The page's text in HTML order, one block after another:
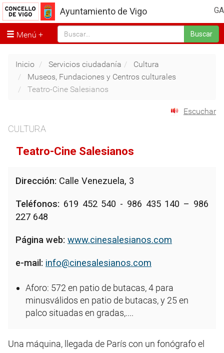
GA
Ayuntamiento de Vigo
Menú Buscar
Inicio Servicios ciudadanía
Cultura
Museos, Fundaciones y Centros culturales
Teatro-Cine Salesianos
Escuchar
CULTURA
Teatro-Cine Salesianos
Dirección: Calle Venezuela, 3
Teléfonos: 619 452 540 - 986 435 140 – 986
227 648
Página web: www.cinesalesianos.com
e-mail: info@cinesalesianos.com
Aforo: 572 en patio de butacas, 4 para
minusválidos en patio de butacas, y 25 en
palco situadas en gradas,....
Una máquina, llegada de París con un fonógrafo el